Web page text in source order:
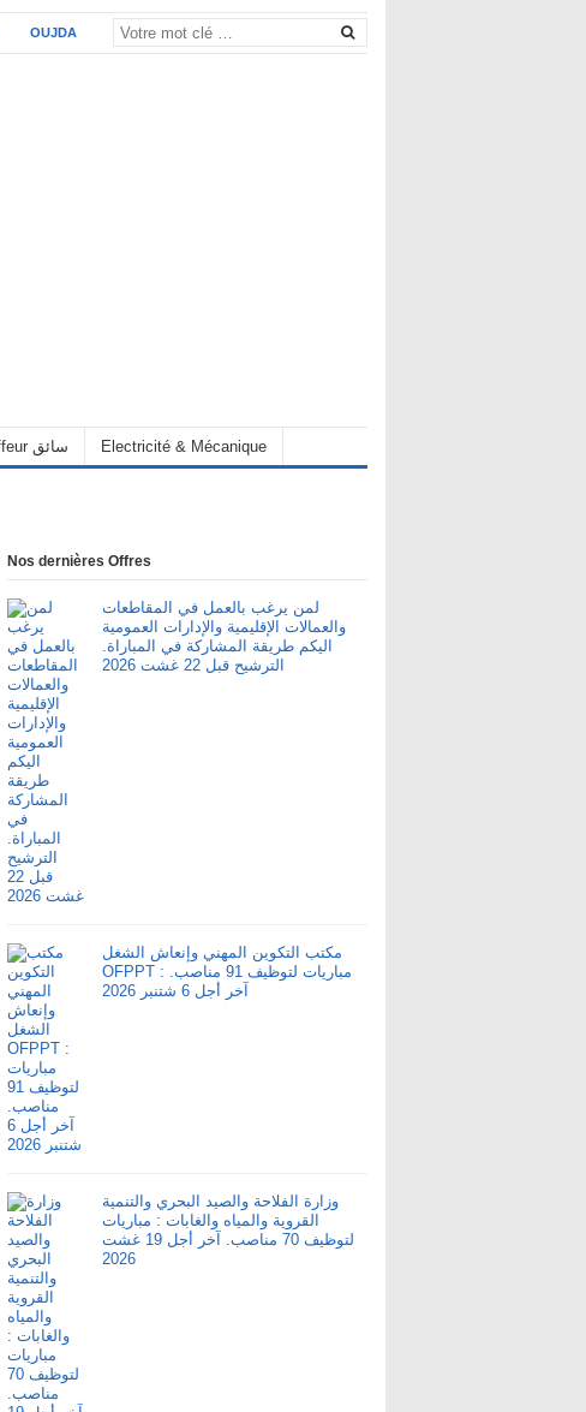
OUJDA
Chauffeur سائق Electricité & Mécanique
Nos dernières Offres
لمن يرغب بالعمل في المقاطعات
والعمالات الإقليمية والإدارات العمومية
اليكم طريقة المشاركة في المباراة.
الترشيح قبل 22 غشت 2026
مكتب التكوين المهني وإنعاش الشغل
OFPPT : مباريات لتوظيف 91 مناصب.
آخر أجل 6 شتنبر 2026
وزارة الفلاحة والصيد البحري والتنمية
القروية والمياه والغابات : مباريات
لتوظيف 70 مناصب. آخر أجل 19 غشت
2026